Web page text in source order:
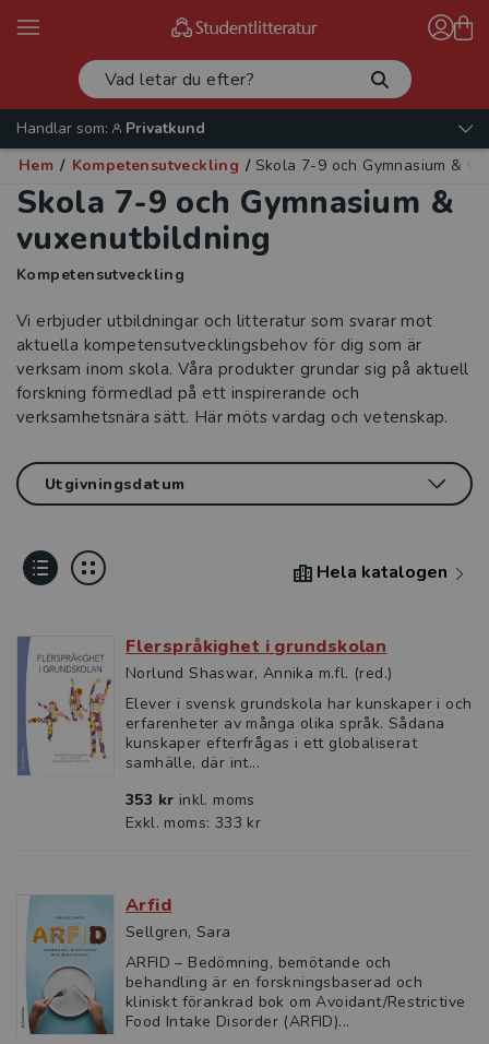
Handlar som:
Privatkund
Hem / Kompetensutveckling / Skola 7-9 och Gymnasium &
Skola 7-9 och Gymnasium &
vuxenutbildning
Kompetensutveckling
Vi erbjuder utbildningar och litteratur som svarar mot
aktuella kompetensutvecklingsbehov för dig som är
verksam inom skola. Våra produkter grundar sig på aktuell
forskning förmedlad på ett inspirerande och
verksamhetsnära sätt. Här möts vardag och vetenskap.
Hela katalogen
Flerspråkighet i grundskolan
Norlund Shaswar, Annika m.fl. (red.)
Elever i svensk grundskola har kunskaper i och
erfarenheter av många olika språk. Sådana
kunskaper efterfrågas i ett globaliserat
samhälle, där int...
353 kr inkl. moms
Exkl. moms: 333 kr
Arfid
Sellgren, Sara
ARFID – Bedömning, bemötande och
behandling är en forskningsbaserad och
kliniskt förankrad bok om Avoidant/Restrictive
Food Intake Disorder (ARFID)...